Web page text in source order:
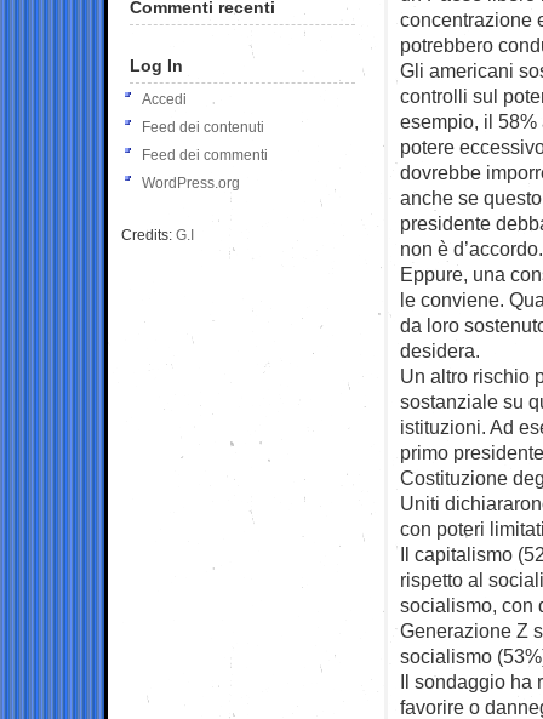
concentrazione
potrebbero
Gli americani
controlli sul
esempio, il 58%
potere
dovrebbe
anche se
presidente
non è d’accordo.
Eppure, una
le conviene.
da loro
desidera.
Un altro rischio
sostanziale su
istituzioni. Ad
primo
Costituzione
Uniti
con poteri
Il capitalismo
rispetto al
socialismo, con
Generazione Z
socialismo
Il sondaggio ha
favorire o
Commenti recenti
Log In
Accedi
Feed dei contenuti
Feed dei commenti
WordPress.org
Credits: G.I